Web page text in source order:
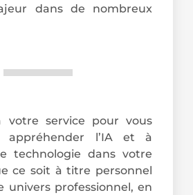
dans de nombreux
votre service pour vous
appréhender l’IA et à
technologie dans votre
ce soit à titre personnel
univers professionnel, en